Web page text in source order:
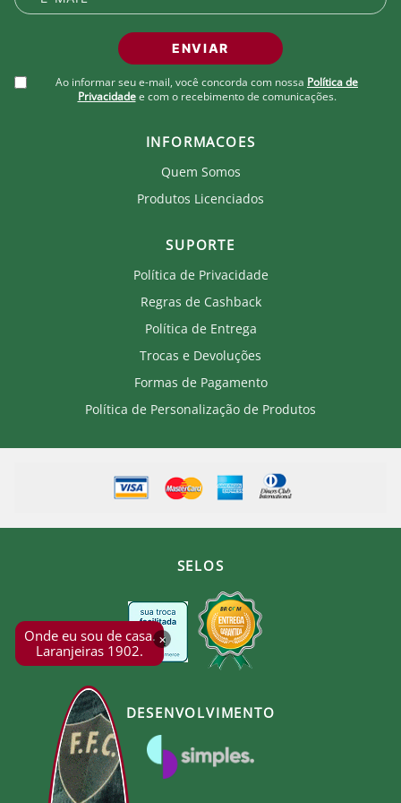
×
Onde eu sou de casa.
Laranjeiras 1902.
ENVIAR
Ao informar seu e-mail, você concorda com nossa Política de
Privacidade e com o recebimento de comunicações.
INFORMACOES
Quem Somos
Produtos Licenciados
SUPORTE
Política de Privacidade
Regras de Cashback
Política de Entrega
Trocas e Devoluções
Formas de Pagamento
Política de Personalização de Produtos
SELOS
DESENVOLVIMENTO